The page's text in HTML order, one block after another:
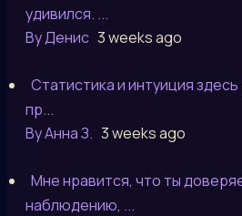
удивился. ...
By Денис 3 weeks ago
Статистика и интуиция
пр...
By Анна З. 3 weeks ago
Мне нравится, что ты
наблюдению, ...